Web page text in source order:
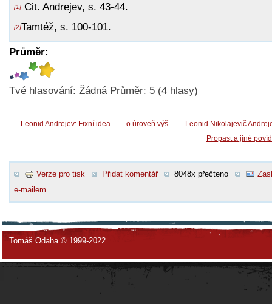
[1] Cit. Andrejev, s. 43-44.
[2]Tamtéž, s. 100-101.
Průměr:
Tvé hlasování: Žádná Průměr: 5 (4 hlasy)
Leonid Andrejev: Fixní idea o úroveň výš
Leonid Nikolajevič
Propast a jiné
Verze pro tisk Přidat komentář 8048x přečteno
e-mailem
Tomáš Odaha © 1999-2022